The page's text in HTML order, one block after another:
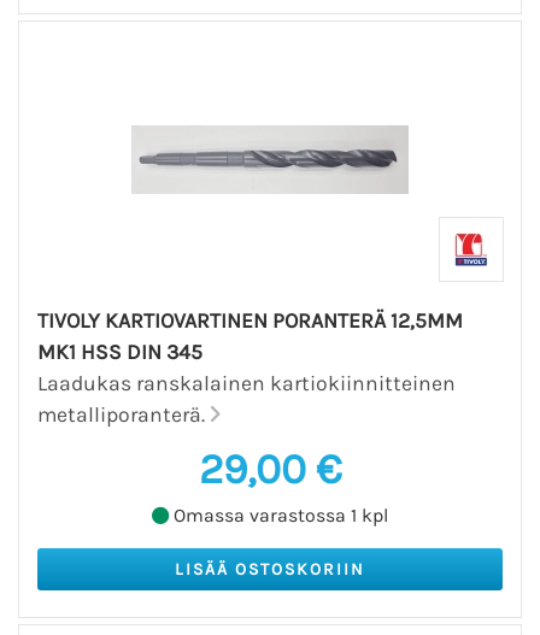
TIVOLY KARTIOVARTINEN PORANTERÄ 12,5MM
MK1 HSS DIN 345
Laadukas ranskalainen kartiokiinnitteinen
metalliporanterä.
29,00 €
Omassa varastossa 1 kpl